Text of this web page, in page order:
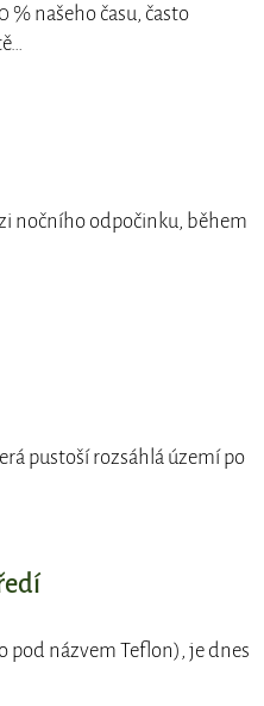
% našeho času, často
nočního odpočinku, během
pustoší rozsáhlá území po
pod názvem Teflon), je dnes